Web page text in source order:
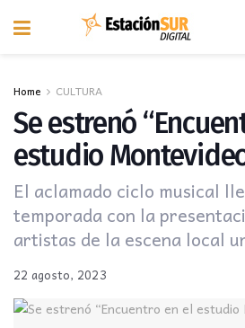
Home CULTURA
Se estrenó
estudio
El aclamado ciclo musical
temporada con la
artistas de la escena local
22 agosto, 2023